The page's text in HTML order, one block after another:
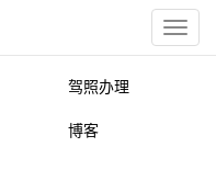
驾照办理
博客